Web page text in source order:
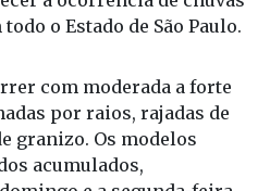
baixa pressão atmosférica
de umidade da
o Estado de São Paulo.
com moderada a forte
por raios, rajadas de